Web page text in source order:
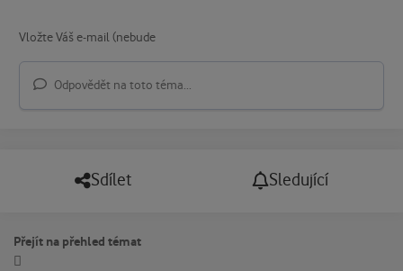
Odpovědět na toto téma...
Sdílet Sledující
Přejít na přehled témat